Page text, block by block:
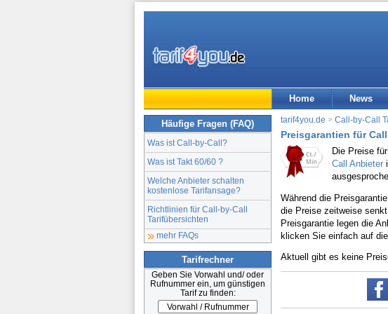
Home News
Häufige Fragen (FAQ)
Was ist Call-by-Call?
Was ist Takt 60/60 ?
Welche Anbieter schalten
kostenlose Tarifansage?
Richtlinien für Call-by-Call
Tarifübersichten
mehr FAQs
Tarifrechner
Geben Sie Vorwahl und/ oder
Rufnummer ein, um günstigen
Tarif zu finden:
tarif4you.de > Call-by-Call
Preisgarantien für
Die Preise
Call Anbieter
Während die
die Preise zeitweise
Preisgarantie legen die
klicken Sie einfach auf
Aktuell gibt es keine